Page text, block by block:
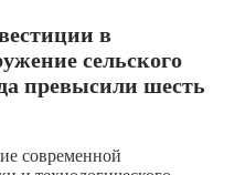
в
сельского
превысили шесть
современной